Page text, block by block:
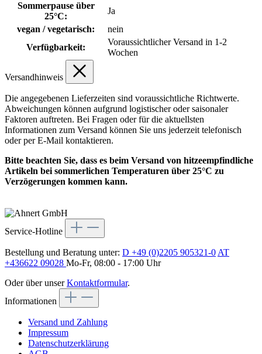
Sommerpause über
25°C:
Ja
vegan / vegetarisch:
nein
Verfügbarkeit:
Voraussichtlicher Versand in 1-2
Wochen
Versandhinweis
Die angegebenen Lieferzeiten sind voraussichtliche Richtwerte.
Abweichungen können aufgrund logistischer oder saisonaler
Faktoren auftreten. Bei Fragen oder für die aktuellsten
Informationen zum Versand können Sie uns jederzeit telefonisch
oder per E-Mail kontaktieren.
Bitte beachten Sie, dass es beim Versand von hitzeempfindliche
Artikeln bei sommerlichen Temperaturen über 25°C zu
Verzögerungen kommen kann.
Service-Hotline
Bestellung und Beratung unter: D +49 (0)2205 905321-0 AT
+436622 09028 Mo-Fr, 08:00 - 17:00 Uhr
Oder über unserKontaktformular.
Informationen
Versand und Zahlung
Impressum
Datenschutzerklärung